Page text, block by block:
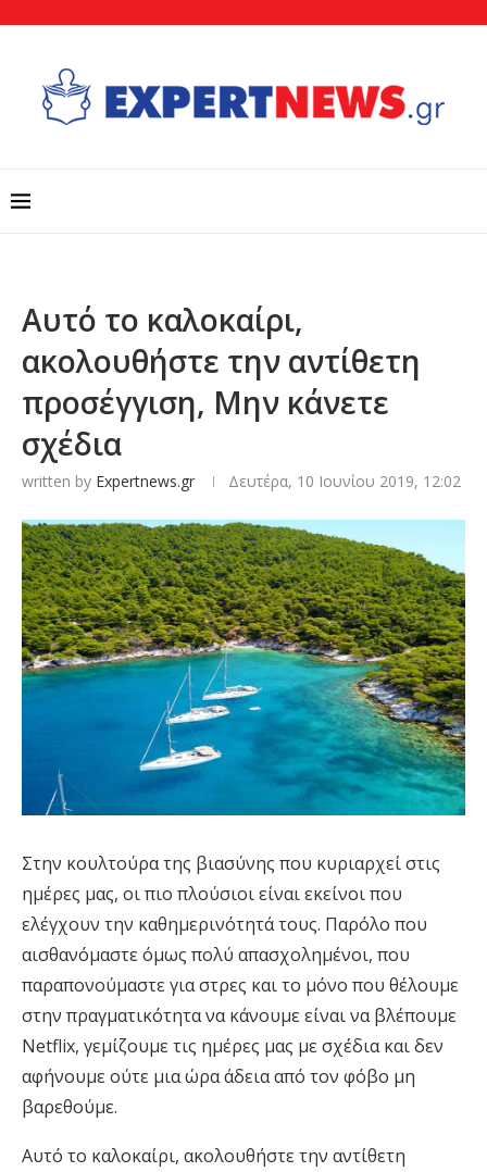
Αυτό το καλοκαίρι,
ακολουθήστε την αντίθετη
προσέγγιση, Μην κάνετε
σχέδια
written by Expertnews.gr Δευτέρα, 10 Ιουνίου 2019, 12:02
Στην κουλτούρα της βιασύνης που κυριαρχεί στις
ημέρες μας, οι πιο πλούσιοι είναι εκείνοι που
ελέγχουν την καθημερινότητά τους. Παρόλο που
αισθανόμαστε όμως πολύ απασχολημένοι, που
παραπονούμαστε για στρες και το μόνο που θέλουμε
στην πραγματικότητα να κάνουμε είναι να βλέπουμε
Netflix, γεμίζουμε τις ημέρες μας με σχέδια και δεν
αφήνουμε ούτε μια ώρα άδεια από τον φόβο μη
βαρεθούμε.
Αυτό το καλοκαίρι, ακολουθήστε την αντίθετη